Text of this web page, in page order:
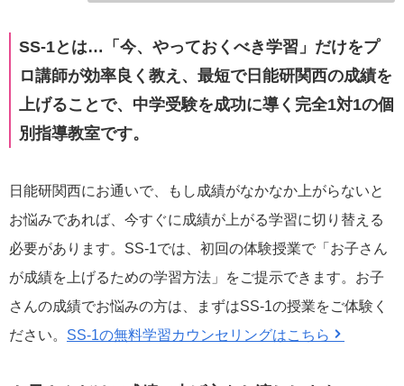
SS-1とは…「今、やっておくべき学習」だけをプ
ロ講師が効率良く教え、最短で日能研関西の成績を
上げることで、中学受験を成功に導く完全1対1の個
別指導教室です。
日能研関西にお通いで、もし成績がなかなか上がらないと
お悩みであれば、今すぐに成績が上がる学習に切り替える
必要があります。SS-1では、初回の体験授業で「お子さん
が成績を上げるための学習方法」をご提示できます。お子
さんの成績でお悩みの方は、まずはSS-1の授業をご体験く
ださい。 SS-1の無料学習カウンセリングはこちら